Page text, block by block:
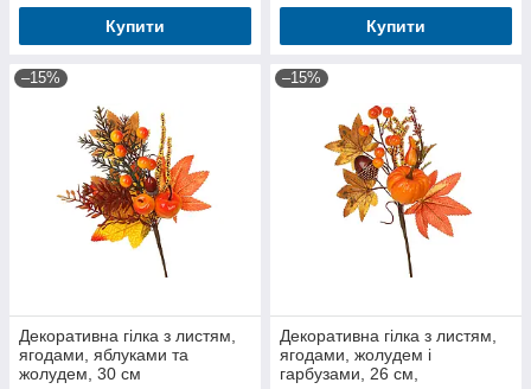
Купити Купити
–15%
Декоративна гілка з листям,
ягодами, яблуками та
жолудем, 30 см
–15%
Декоративна гілка з листям,
ягодами, жолудем і
гарбузами, 26 см,